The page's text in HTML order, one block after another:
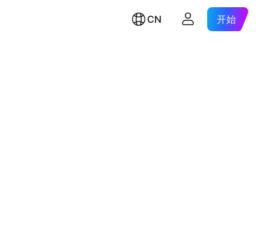
CN 开始